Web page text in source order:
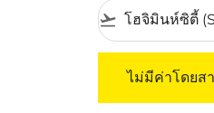
flight_takeoff
ไม่มีค่าโดยส